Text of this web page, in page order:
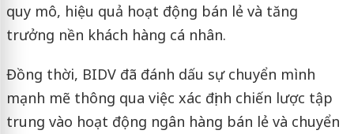
quy mô, hiệu quả hoạt động bán lẻ và tăng
trưởng nền khách hàng cá nhân.
Đồng thời, BIDV đã đánh dấu sự chuyển mình
mạnh mẽ thông qua việc xác định chiến lược tập
trung vào hoạt động ngân hàng bán lẻ và chuyển